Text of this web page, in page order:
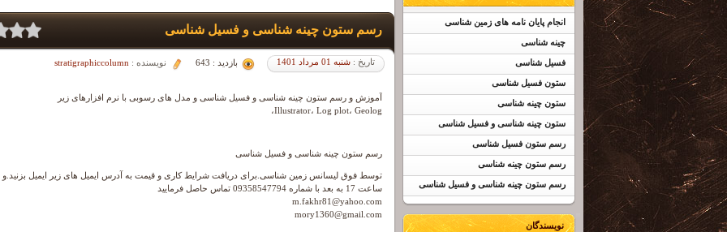
انجام پایان نامه های زمین شناسی
چینه شناسی
فسیل شناسی
ستون فسیل شناسی
ستون چینه شناسی
ستون چینه شناسی و فسیل شناسی
رسم ستون فسیل شناسی
رسم ستون چینه شناسی
رسم ستون چینه شناسی و فسیل شناسی
نویسندگان
رسم ستون چینه شناسی و فسیل شناسی
تاریخ : شنبه 01 مرداد 1401 بازدید : 643 نویسنده : stratigraphiccolumn
آموزش و رسم ستون چینه شناسی و فسیل شناسی و مدل های رسوبی با نرم افزارهای زیر
Illustrator، Log plot، Geolog،
رسم ستون چینه شناسی و فسیل شناسی
توسط فوق لیسانس زمین شناسی.برای دریافت شرایط کاری و قیمت به آدرس ایمیل های زیر ایمیل بزنید.و
ساعت 17 به بعد با شماره 09358547794 تماس حاصل فرمایید
m.fakhr81@yahoo.com
mory1360@gmail.com